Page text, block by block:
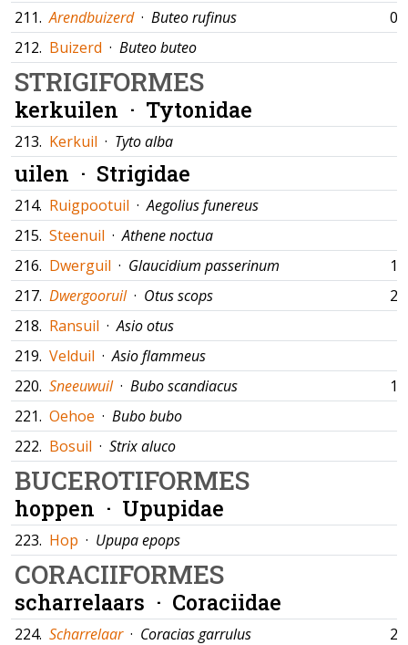
211. Arendbuizerd · Buteo rufinus
212. Buizerd · Buteo buteo
STRIGIFORMES
kerkuilen · Tytonidae
213. Kerkuil · Tyto alba
uilen · Strigidae
214. Ruigpootuil ·Aegolius funereus
215. Steenuil ·Athene noctua
216. Dwerguil · Glaucidium passerinum
217. Dwergooruil · Otus scops
218. Ransuil ·Asio otus
219. Velduil ·Asio flammeus
220. Sneeuwuil · Bubo scandiacus
221. Oehoe · Bubo bubo
222. Bosuil · Strix aluco
BUCEROTIFORMES
hoppen · Upupidae
223. Hop · Upupa epops
CORACIIFORMES
scharrelaars · Coraciidae
224. Scharrelaar · Coracias garrulus